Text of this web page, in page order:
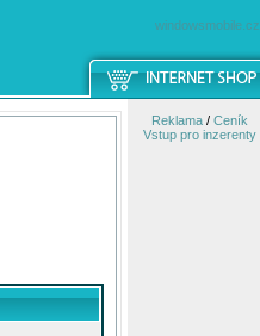
windowsmobile.cz
Reklama/ Ceník
Vstup pro inzerenty